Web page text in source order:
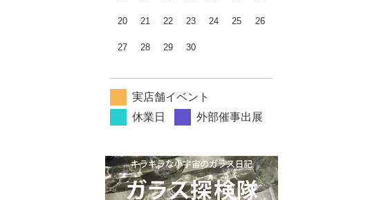
20 21 22 23 24 25 26
27 28 29 30
実店舗イベント
休業日
外部催事出展